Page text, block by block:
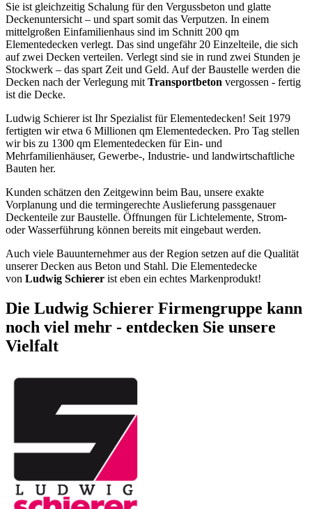
Sie ist gleichzeitig Schalung für den Vergussbeton und glatte
Deckenuntersicht – und spart somit das Verputzen. In einem
mittelgroßen Einfamilienhaus sind im Schnitt 200 qm
Elementedecken verlegt. Das sind ungefähr 20 Einzelteile, die sich
auf zwei Decken verteilen. Verlegt sind sie in rund zwei Stunden je
Stockwerk – das spart Zeit und Geld. Auf der Baustelle werden die
Decken nach der Verlegung mitTransportbeton vergossen - fertig
ist die Decke.
Ludwig Schierer ist Ihr Spezialist für Elementedecken! Seit 1979
fertigten wir etwa 6 Millionen qm Elementedecken. Pro Tag stellen
wir bis zu 1300 qm Elementedecken für Ein- und
Mehrfamilienhäuser, Gewerbe-, Industrie- und landwirtschaftliche
Bauten her.
Kunden schätzen den Zeitgewinn beim Bau, unsere exakte
Vorplanung und die termingerechte Auslieferung passgenauer
Deckenteile zur Baustelle. Öffnungen für Lichtelemente, Strom-
oder Wasserführung können bereits mit eingebaut werden.
Auch viele Bauunternehmer aus der Region setzen auf die Qualität
unserer Decken aus Beton und Stahl. Die Elementedecke
von Ludwig Schierer ist eben ein echtes Markenprodukt!
Die Ludwig Schierer Firmengruppe kann
noch viel mehr - entdecken Sie unsere
Vielfalt